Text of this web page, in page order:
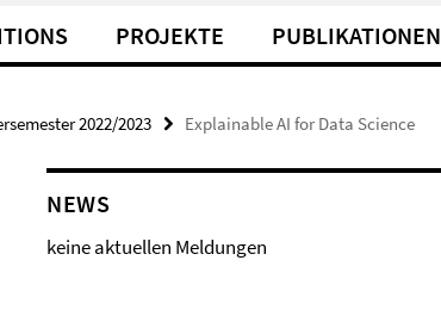
PROJEKTE PUBLIKATIONEN
2022/2023 Explainable AI for Data Science
NEWS
keine aktuellen Meldungen